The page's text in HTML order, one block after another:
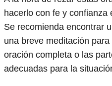
hacerlo con fe y confianza
Se recomienda encontrar
una breve meditación
oración completa o las
adecuadas para la